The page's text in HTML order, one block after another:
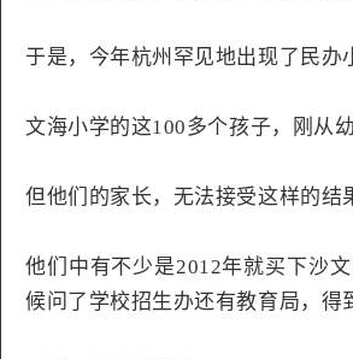
于是，今年杭州罕见地出现了民办
文海小学的这100多个孩子，刚从
但他们的家长，无法接受这样的结
他们中有不少是2012年就买下沙
候问了学校招生办还有教育局，得